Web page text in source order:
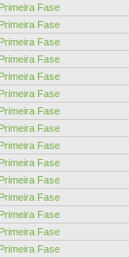
Primeira Fase
Primeira Fase
Primeira Fase
Primeira Fase
Primeira Fase
Primeira Fase
Primeira Fase
Primeira Fase
Primeira Fase
Primeira Fase
Primeira Fase
Primeira Fase
Primeira Fase
Primeira Fase
Primeira Fase